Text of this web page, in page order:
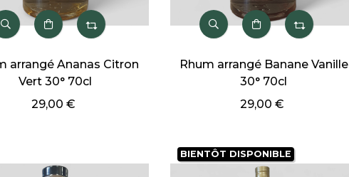
arrangé Ananas Citron
Vert 30° 70cl
29,00 €
Rhum arrangé Banane Vanille
30° 70cl
29,00 €
BIENTÔT DISPONIBLE